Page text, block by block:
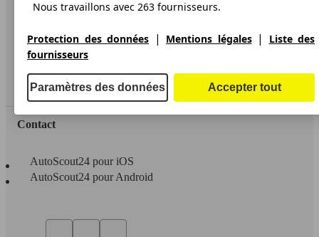
Protection des données
Accessibility Statement
Espace Pro
Contact
AutoScout24 pour iOS
AutoScout24 pour Android
Nous travaillons avec 263 fournisseurs.
Protection des données | Mentions légales|
Liste des
fournisseurs
Paramètres des données Accepter tout